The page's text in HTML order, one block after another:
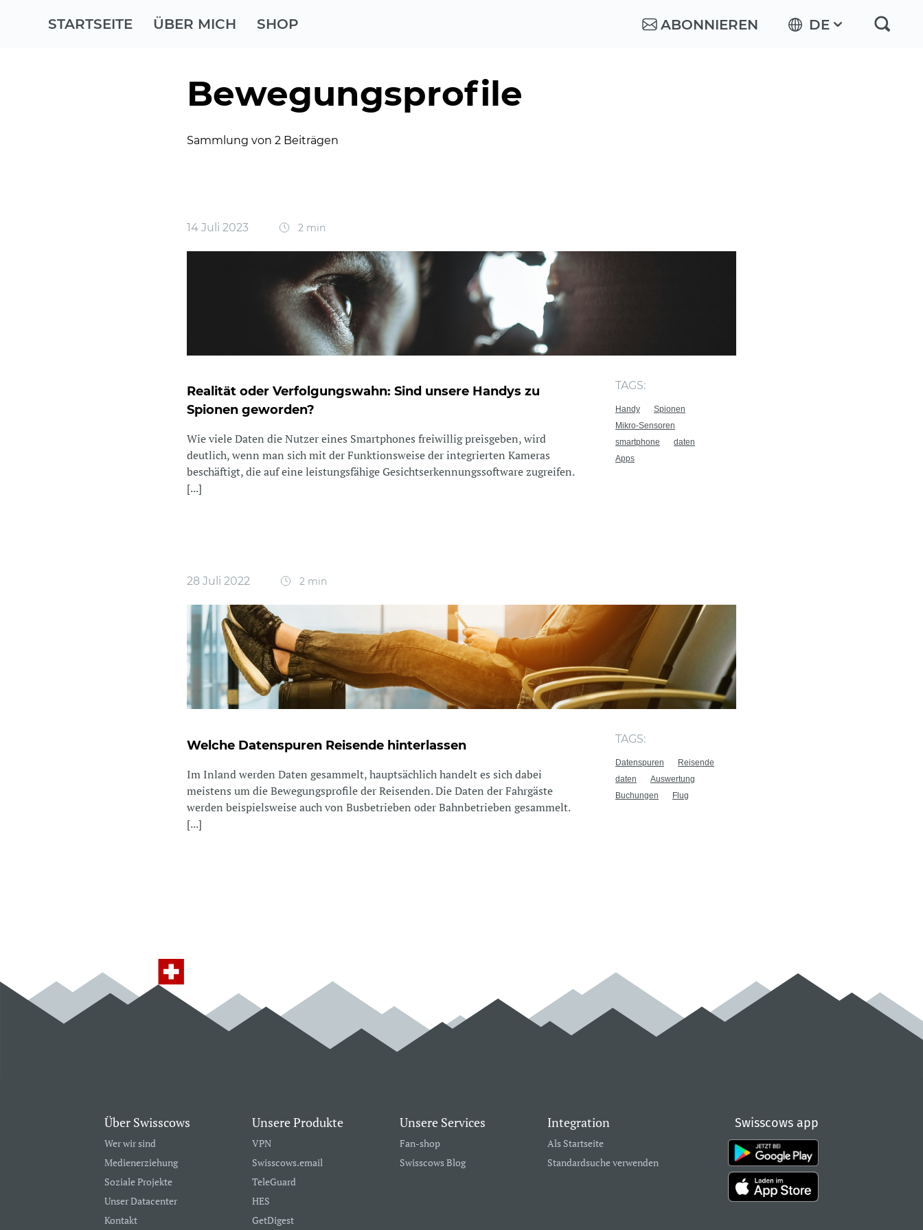
STARTSEITE ÜBER MICH SHOP ABONNIEREN DE
Bewegungsprofile
Sammlung von 2 Beiträgen
14 Juli 2023 2 min
Realität oder Verfolgungswahn: Sind unsere Handys zu
Spionen geworden?
Wie viele Daten die Nutzer eines Smartphones freiwillig preisgeben, wird
deutlich, wenn man sich mit der Funktionsweise der integrierten Kameras
beschäftigt, die auf eine leistungsfähige Gesichtserkennungssoftware zugreifen.
[...]
TAGS:
Handy
Spionen
Mikro-Sensoren
smartphone
daten
Apps
28 Juli 2022 2 min
Welche Datenspuren Reisende hinterlassen
Im Inland werden Daten gesammelt, hauptsächlich handelt es sich dabei
meistens um die Bewegungsprofile der Reisenden. Die Daten der Fahrgäste
werden beispielsweise auch von Busbetrieben oder Bahnbetrieben gesammelt.
[...]
TAGS:
Datenspuren
Reisende
daten
Auswertung
Buchungen
Flug
Über Swisscows
Wer wir sind
Medienerziehung
Soziale Projekte
Unser Datacenter
Kontakt
Unsere Produkte
VPN
Swisscows.email
TeleGuard
HES
GetDigest
Unsere Services
Fan-shop
Swisscows Blog
Integration
Als Startseite
Standardsuche verwenden
Swisscows app